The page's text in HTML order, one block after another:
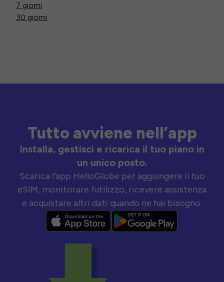
7 giorni
30 giorni
Tutto avviene nell’app
Installa, gestisci e ricarica il tuo piano in
un unico posto.
Scarica l’app HelloGlobe per aggiungere il tuo
eSIM, monitorare l’utilizzo, ricevere assistenza
e acquistare altri dati quando ne hai bisogno.